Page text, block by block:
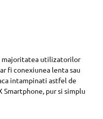
majoritatea utilizatorilor
fi conexiunea lenta sau
intampinati astfel de
pur si simplu